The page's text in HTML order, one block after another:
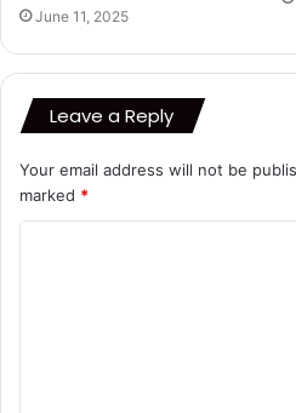
June 11, 2025
Leave a Reply
Your email address will not be
marked *